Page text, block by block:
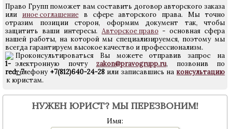
Право Групп поможет вам составить договор авторского заказа
или иное соглашениев сфере авторского права. Мы точно
отразим позиции сторон, оформим документ так, чтобы
защитить ваши интересы. Авторское право - основная сфера
нашей работы, на которой мы специализируемся, поэтому мы
всегда гарантируем высокое качество и профессионализм.
Проконсультироваться Вы можете отправив запрос на
электронную почту zakon@pravogrupp.ru, позвонив по
телефону +7(812)640-24-28 или записавшись наконсультацию
к юристам.
НУЖЕН ЮРИСТ? МЫ ПЕРЕЗВОНИМ!
Имя: